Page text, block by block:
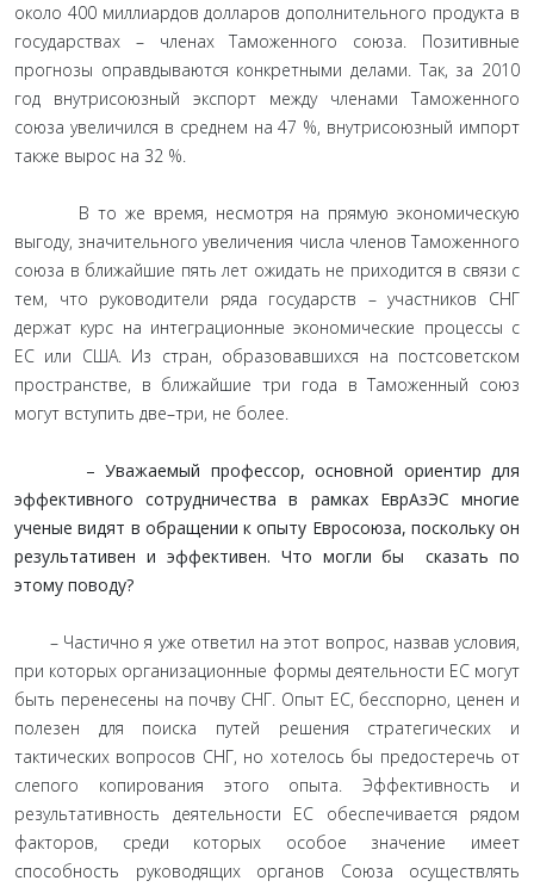
около 400 миллиардов долларов дополнительного продукта в
государствах – членах Таможенного союза. Позитивные
прогнозы оправдываются конкретными делами. Так, за 2010
год внутрисоюзный экспорт между членами Таможенного
союза увеличился в среднем на 47 %, внутрисоюзный импорт
также вырос на 32 %.
В то же время, несмотря на прямую экономическую
выгоду, значительного увеличения числа членов Таможенного
союза в ближайшие пять лет ожидать не приходится в связи с
тем, что руководители ряда государств – участников СНГ
держат курс на интеграционные экономические процессы с
ЕС или США. Из стран, образовавшихся на постсоветском
пространстве, в ближайшие три года в Таможенный союз
могут вступить две–три, не более.
– Уважаемый профессор, основной ориентир для
эффективного сотрудничества в рамках ЕврАзЭС многие
ученые видят в обращении к опыту Евросоюза, поскольку он
результативен и эффективен. Что могли бы сказать по
этому поводу?
– Частично я уже ответил на этот вопрос, назвав условия,
при которых организационные формы деятельности ЕС могут
быть перенесены на почву СНГ. Опыт ЕС, бесспорно, ценен и
полезен для поиска путей решения стратегических и
тактических вопросов СНГ, но хотелось бы предостеречь от
слепого копирования этого опыта. Эффективность и
результативность деятельности ЕС обеспечивается рядом
факторов, среди которых особое значение имеет
способность руководящих органов Союза осуществлять